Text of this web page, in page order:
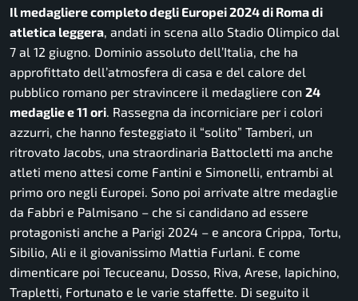
Il medagliere completo degli Europei 2024 di Roma di
atletica leggera, andati in scena allo Stadio Olimpico dal
7 al 12 giugno. Dominio assoluto dell’Italia, che ha
approfittato dell’atmosfera di casa e del calore del
pubblico romano per stravincere il medagliere con 24
medaglie e 11 ori. Rassegna da incorniciare per i colori
azzurri, che hanno festeggiato il “solito” Tamberi, un
ritrovato Jacobs, una straordinaria Battocletti ma anche
atleti meno attesi come Fantini e Simonelli, entrambi al
primo oro negli Europei. Sono poi arrivate altre medaglie
da Fabbri e Palmisano – che si candidano ad essere
protagonisti anche a Parigi 2024 – e ancora Crippa, Tortu,
Sibilio, Ali e il giovanissimo Mattia Furlani. E come
dimenticare poi Tecuceanu, Dosso, Riva, Arese, Iapichino,
Trapletti, Fortunato e le varie staffette. Di seguito il